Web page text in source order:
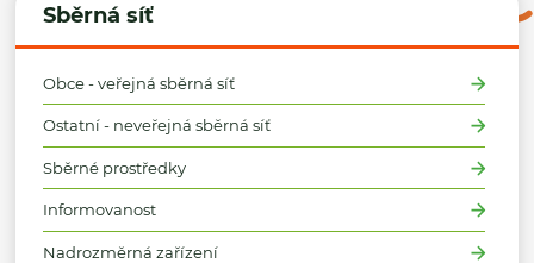
Sběrná síť
Obce - veřejná sběrná síť
Ostatní - neveřejná sběrná síť
Sběrné prostředky
Informovanost
Nadrozměrná zařízení